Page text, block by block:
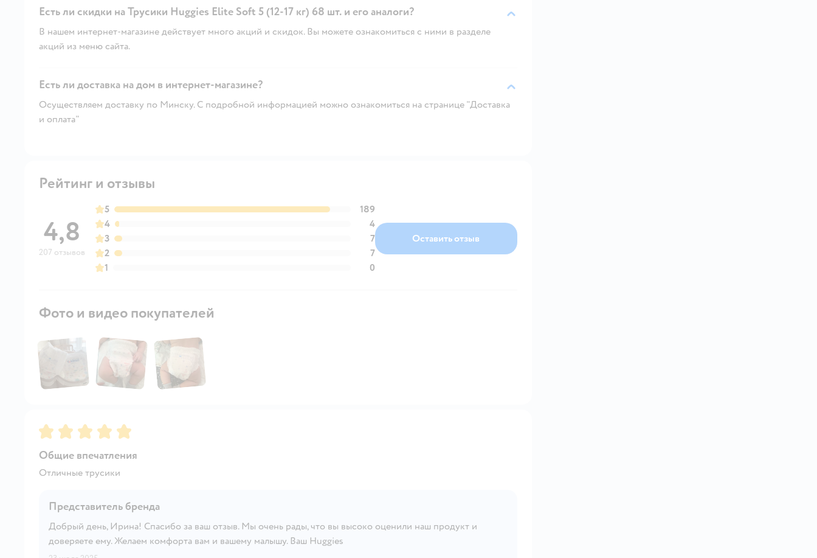
Есть ли скидки на Трусики Huggies Elite Soft 5 (12-17 кг) 68 шт. и его аналоги?
В нашем интернет-магазине действует много акций и скидок. Вы можете ознакомиться с ними в разделе
акций из меню сайта.
Есть ли доставка на дом в интернет-магазине?
Осуществляем доставку по Минску. С подробной информацией можно ознакомиться на странице "Доставка
и оплата"
Рейтинг и отзывы
4,8
207 отзывов
5
189
4
4
3
7
2
7
1
0
Оставить отзыв
Фото и видео покупателей
Рейтинг:5
Общие впечатления
Отличные трусики
Представитель бренда
Добрый день, Ирина! Спасибо за ваш отзыв. Мы очень рады, что вы высоко оценили наш продукт и
доверяете ему. Желаем комфорта вам и вашему малышу. Ваш Huggies